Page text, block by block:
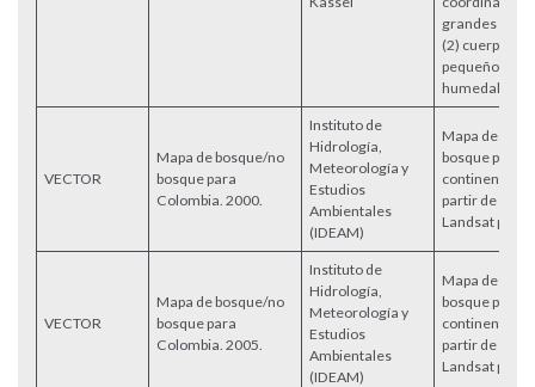
grandes
(2) cuerpos
pequeños y
humedales.
VECTOR
Mapa de bosque/no
bosque para
Colombia. 2000.
Instituto de
Hidrología,
Meteorología y
Estudios
Ambientales
(IDEAM)
Mapa de
bosque para
continental
partir de
Landsat para
VECTOR
Mapa de bosque/no
bosque para
Colombia. 2005.
Instituto de
Hidrología,
Meteorología y
Estudios
Ambientales
(IDEAM)
Mapa de
bosque para
continental
partir de
Landsat para